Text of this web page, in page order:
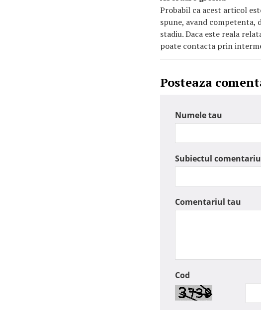
Probabil ca acest articol
spune, avand competenta,
stadiu. Daca este reala
poate contacta prin
Posteaza
Numele tau
Subiectul
Comentariul tau
Cod